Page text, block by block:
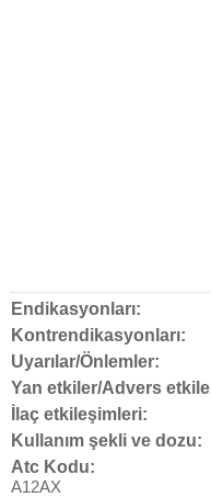
Endikasyonları:
Kontrendikasyonları:
Uyarılar/Önlemler:
Yan etkiler/Advers
İlaç etkileşimleri:
Kullanım şekli ve dozu:
Atc Kodu:
A12AX